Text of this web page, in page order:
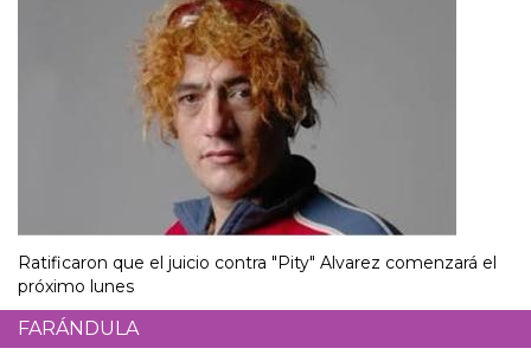
Ratificaron que el juicio contra "Pity" Alvarez comenzará el
próximo lunes
FARÁNDULA